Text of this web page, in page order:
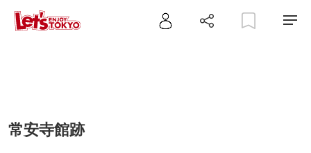
常安寺館跡